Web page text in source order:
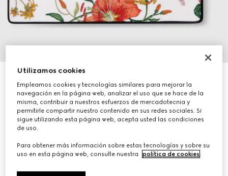
€ 420
Variaciones porcelana multicolor
Utilizamos cookies
Empleamos cookies y tecnologías similares para mejorar la
navegación en la página web, analizar el uso que se hace de la
misma, contribuir a nuestros esfuerzos de mercadotecnia y
permitirle compartir nuestro contenido en sus redes sociales. Si
sigue utilizando esta página web, acepta usted las condiciones
de uso.
Para obtener más información sobre estas tecnologías y sobre su
uso en esta página web, consulte nuestra
política de cookies.